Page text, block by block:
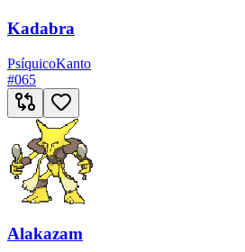
Kadabra
PsíquicoKanto
#065
Alakazam